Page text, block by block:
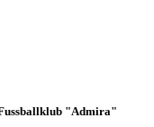
"Admira"